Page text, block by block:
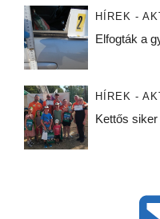
HÍREK -
Elfogták a
HÍREK -
Kettős